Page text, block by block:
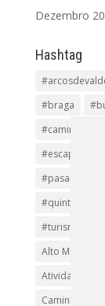
Dezembro
Hashtag
#braga
#caminhadas
#escapadinha
#pasadiços
#quintalamosa
Alto Minho
Atividades e
Caminho de